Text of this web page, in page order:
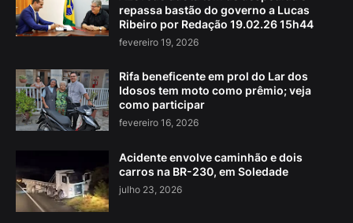
repassa bastão do governo a Lucas
Ribeiro por Redação 19.02.26 15h44
fevereiro 19, 2026
Rifa beneficente em prol do Lar dos
Idosos tem moto como prêmio; veja
como participar
fevereiro 16, 2026
Acidente envolve caminhão e dois
carros na BR-230, em Soledade
julho 23, 2026